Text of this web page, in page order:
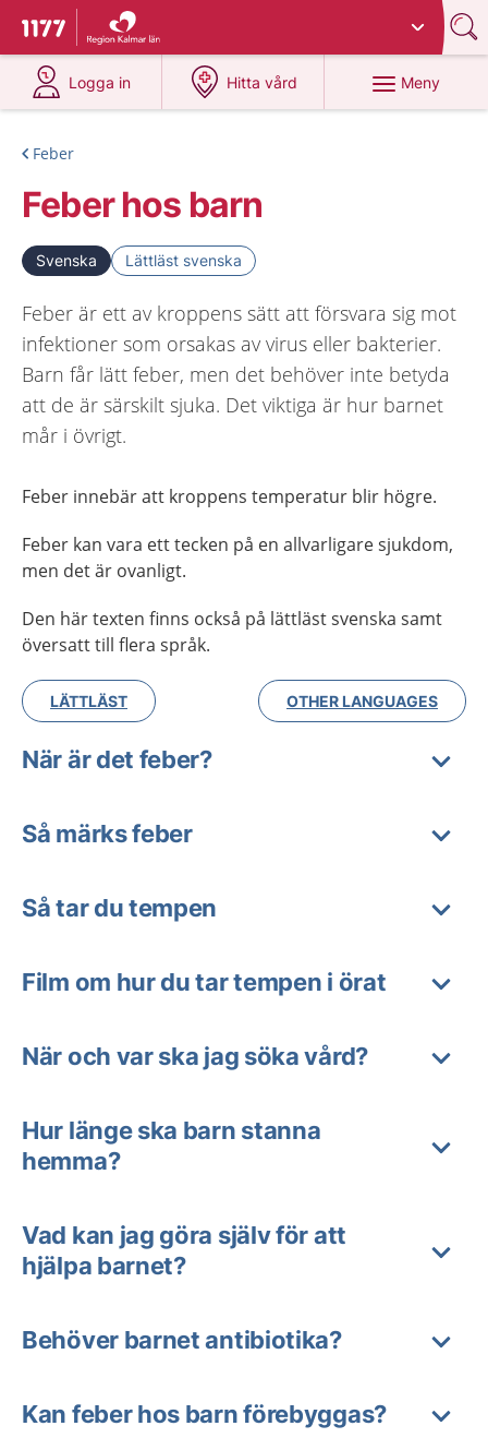
Till startsidan för 1177
Du har valt region
Logga in
på 1177.se
Hitta vård
på 1177.se
Meny
Feber
Feber hos barn
Svenska Lättläst svenska
Feber är ett av kroppens sätt att försvara sig mot
infektioner som orsakas av virus eller bakterier.
Barn får lätt feber, men det behöver inte betyda
att de är särskilt sjuka. Det viktiga är hur barnet
mår i övrigt.
Feber innebär att kroppens temperatur blir högre.
Feber kan vara ett tecken på en allvarligare sjukdom,
men det är ovanligt.
Den här texten finns också på lättläst svenska samt
översatt till flera språk.
LÄTTLÄST OTHER LANGUAGES
När är det feber?
Så märks feber
Så tar du tempen
Film om hur du tar tempen i örat
När och var ska jag söka vård?
Hur länge ska barn stanna
hemma?
Vad kan jag göra själv för att
hjälpa barnet?
Behöver barnet antibiotika?
Kan feber hos barn förebyggas?